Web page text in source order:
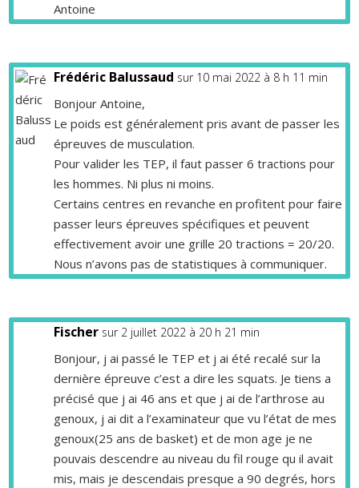
Antoine
Frédéric Balussaud sur 10 mai 2022 à 8 h 11 min
Bonjour Antoine,
Le poids est généralement pris avant de passer les
épreuves de musculation.
Pour valider les TEP, il faut passer 6 tractions pour
les hommes. Ni plus ni moins.
Certains centres en revanche en profitent pour faire
passer leurs épreuves spécifiques et peuvent
effectivement avoir une grille 20 tractions = 20/20.
Nous n’avons pas de statistiques à communiquer.
Fischer sur 2 juillet 2022 à 20 h 21 min
Bonjour, j ai passé le TEP et j ai été recalé sur la
dernière épreuve c’est a dire les squats. Je tiens a
précisé que j ai 46 ans et que j ai de l’arthrose au
genoux, j ai dit a l’examinateur que vu l’état de mes
genoux(25 ans de basket) et de mon age je ne
pouvais descendre au niveau du fil rouge qu il avait
mis, mais je descendais presque a 90 degrés, hors